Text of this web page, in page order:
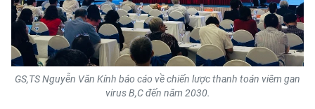
GS,TS Nguyễn Văn Kính báo cáo về chiến lược thanh toán viêm gan
virus B,C đến năm 2030.